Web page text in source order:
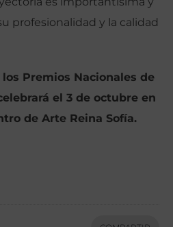
profesionalidad y la calidad
Premios Nacionales de
el 3 de octubre en
de Arte Reina Sofía.